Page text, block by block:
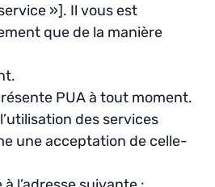
»]. Il vous est
que de la manière
PUA à tout moment.
des services
une acceptation de celle-